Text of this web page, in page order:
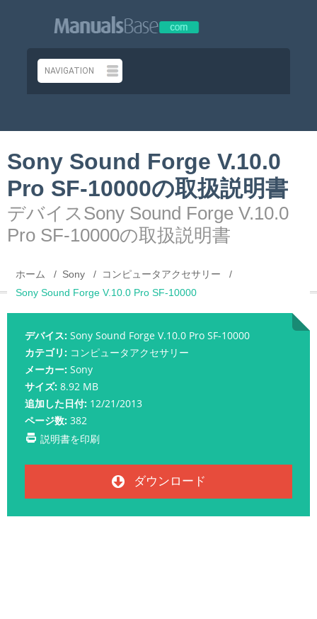
Sony Sound Forge V.10.0
Pro SF-10000の取扱説明書
デバイスSony Sound Forge V.10.0
Pro SF-10000の取扱説明書
ホーム Sony
コンピュータアクセサリー
Sony Sound Forge V.10.0 Pro SF-10000
デバイス: Sony Sound Forge V.10.0 Pro SF-10000
カテゴリ: コンピュータアクセサリー
メーカー: Sony
サイズ: 8.92 MB
追加した日付: 12/21/2013
ページ数: 382
説明書を印刷
ダウンロード